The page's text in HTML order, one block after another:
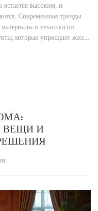
высоким, и
Современные тренды
и технологии
которые упрощают жизнь
ВЕЩИ И